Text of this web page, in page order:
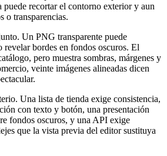
puede recortar el contorno exterior y aun
o transparencias.
Un PNG transparente puede
revelar bordes en fondos oscuros. El
pero muestra sombras, márgenes y
veinte imágenes alineadas dicen
Una lista de tienda exige consistencia,
con texto y botón, una presentación
fondos oscuros, y una API exige
que la vista previa del editor sustituya